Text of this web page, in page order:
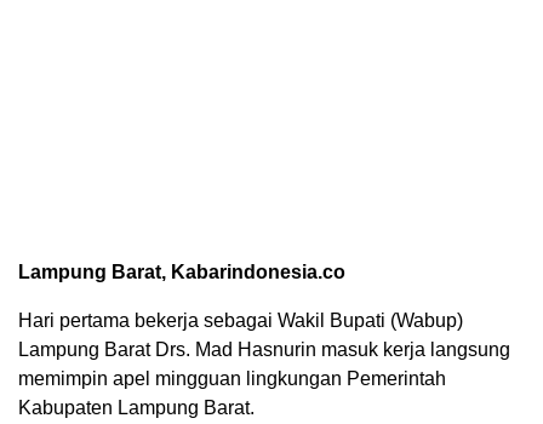
Lampung Barat, Kabarindonesia.co
Hari pertama bekerja sebagai Wakil Bupati (Wabup)
Lampung Barat Drs. Mad Hasnurin masuk kerja langsung
memimpin apel mingguan lingkungan Pemerintah
Kabupaten Lampung Barat.